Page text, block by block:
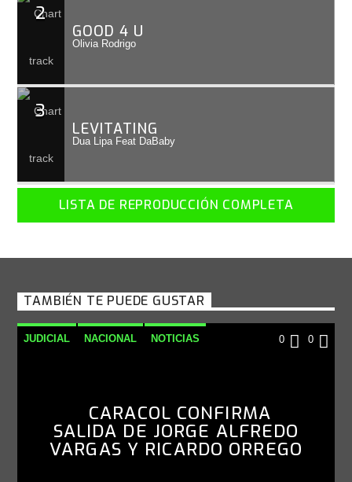
2
GOOD 4 U
Olivia Rodrigo
3
LEVITATING
Dua Lipa Feat DaBaby
LISTA DE REPRODUCCIÓN COMPLETA
TAMBIÉN TE PUEDE GUSTAR
JUDICIAL NACIONAL NOTICIAS 0 0
CARACOL CONFIRMA
SALIDA DE JORGE ALFREDO
VARGAS Y RICARDO ORREGO